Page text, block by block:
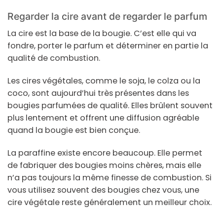
Regarder la cire avant de regarder le parfum
La cire est la base de la bougie. C’est elle qui va
fondre, porter le parfum et déterminer en partie la
qualité de combustion.
Les cires végétales, comme le soja, le colza ou la
coco, sont aujourd’hui très présentes dans les
bougies parfumées de qualité. Elles brûlent souvent
plus lentement et offrent une diffusion agréable
quand la bougie est bien conçue.
La paraffine existe encore beaucoup. Elle permet
de fabriquer des bougies moins chères, mais elle
n’a pas toujours la même finesse de combustion. Si
vous utilisez souvent des bougies chez vous, une
cire végétale reste généralement un meilleur choix.